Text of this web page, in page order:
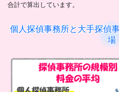
合計で算出しています。
個人探偵事務所と大手探偵
場